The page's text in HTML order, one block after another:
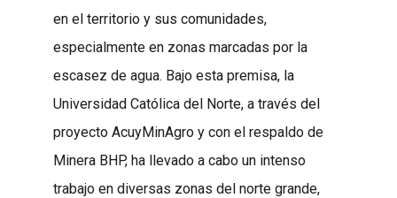
en el territorio y sus comunidades,
especialmente en zonas marcadas por la
escasez de agua. Bajo esta premisa, la
Universidad Católica del Norte, a través del
proyecto AcuyMinAgro y con el respaldo de
Minera BHP, ha llevado a cabo un intenso
trabajo en diversas zonas del norte grande,